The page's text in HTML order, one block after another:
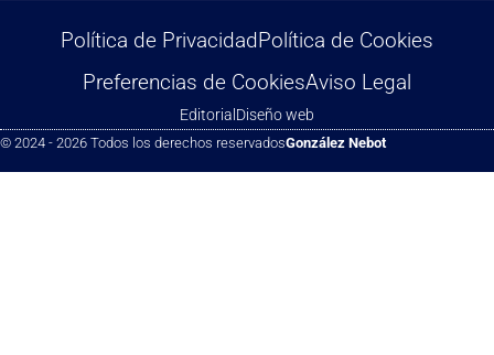
Política de PrivacidadPolítica de Cookies
Preferencias de CookiesAviso Legal
EditorialDiseño web
© 2024 - 2026 Todos los derechos reservadosGonzález Nebot